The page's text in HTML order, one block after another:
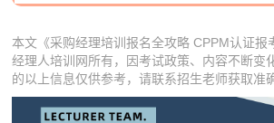
本文《采购经理培训报名全攻略 CPPM认证报
经理人培训网所有，因考试政策、内容不断变
的以上信息仅供参考，请联系招生老师获取准